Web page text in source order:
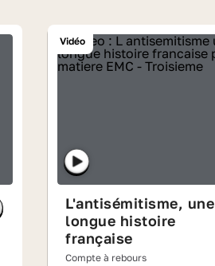
Vidéo
L'antisémitisme, une
longue histoire
française
Compte à rebours